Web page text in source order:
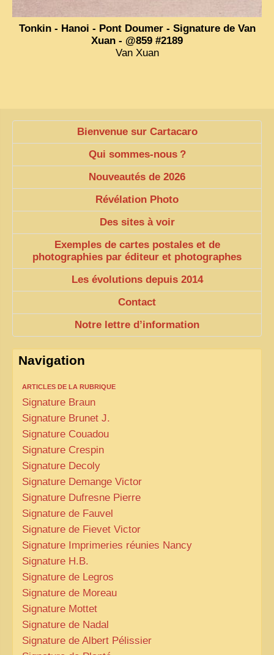
COCHINCHINE
ALBUMS DE FAMILLE
INDOCHINE HISTORIQUE
ARMÉE, JUSTICE, EDUCATION, RELIGION...
INSOLITES
2025 LAOS 1950 CPSM
2026 PERI, VIÊT-CONG
ZOOM PHOTO
DÊ THAM
MUSÉES
ALBUMS FAMILLE
EN
Tonkin - Hanoi - Pont Doumer - Signature de Van
Xuan - @859 #2189
Van Xuan
Bienvenue sur Cartacaro
Qui sommes-nous ?
Nouveautés de 2026
Révélation Photo
Des sites à voir
Exemples de cartes postales et de
photographies par éditeur et photographes
Les évolutions depuis 2014
Contact
Notre lettre d’information
Navigation
ARTICLES DE LA RUBRIQUE
Signature Braun
Signature Brunet J.
Signature Couadou
Signature Crespin
Signature Decoly
Signature Demange Victor
Signature Dufresne Pierre
Signature de Fauvel
Signature de Fievet Victor
Signature Imprimeries réunies Nancy
Signature H.B.
Signature de Legros
Signature de Moreau
Signature Mottet
Signature de Nadal
Signature de Albert Pélissier